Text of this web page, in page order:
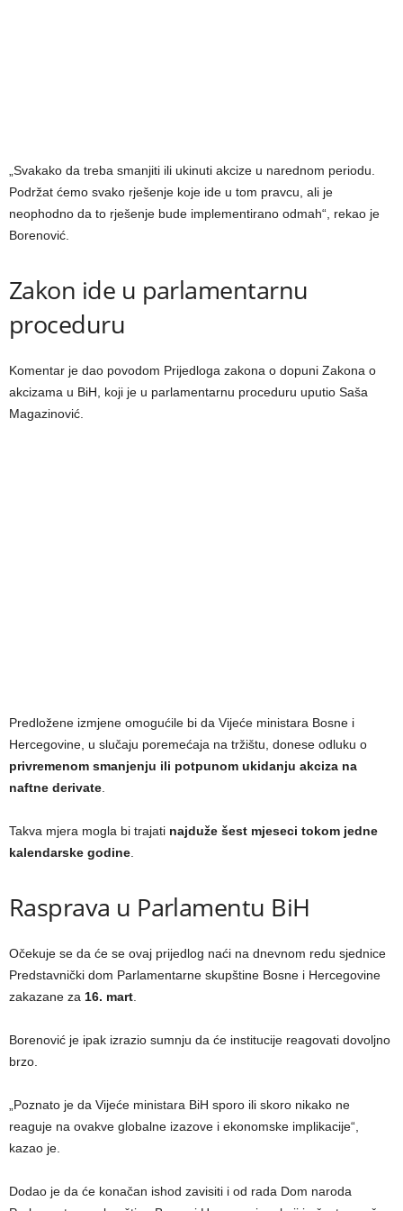
„Svakako da treba smanjiti ili ukinuti akcize u narednom periodu.
Podržat ćemo svako rješenje koje ide u tom pravcu, ali je
neophodno da to rješenje bude implementirano odmah“, rekao je
Borenović.
Zakon ide u parlamentarnu
proceduru
Komentar je dao povodom Prijedloga zakona o dopuni Zakona o
akcizama u BiH, koji je u parlamentarnu proceduru uputio Saša
Magazinović.
Predložene izmjene omogućile bi da Vijeće ministara Bosne i
Hercegovine, u slučaju poremećaja na tržištu, donese odluku o
privremenom smanjenju ili potpunom ukidanju akciza na
naftne derivate
Takva mjera mogla bi trajati najduže šest mjeseci tokom jedne
kalendarske godine
Rasprava u Parlamentu BiH
Očekuje se da će se ovaj prijedlog naći na dnevnom redu sjednice
Predstavnički dom Parlamentarne skupštine Bosne i Hercegovine
zakazane za 16. mart
Borenović je ipak izrazio sumnju da će institucije reagovati dovoljno
brzo.
„Poznato je da Vijeće ministara BiH sporo ili skoro nikako ne
reaguje na ovakve globalne izazove i ekonomske implikacije“,
kazao je.
Dodao je da će konačan ishod zavisiti i od rada Dom naroda